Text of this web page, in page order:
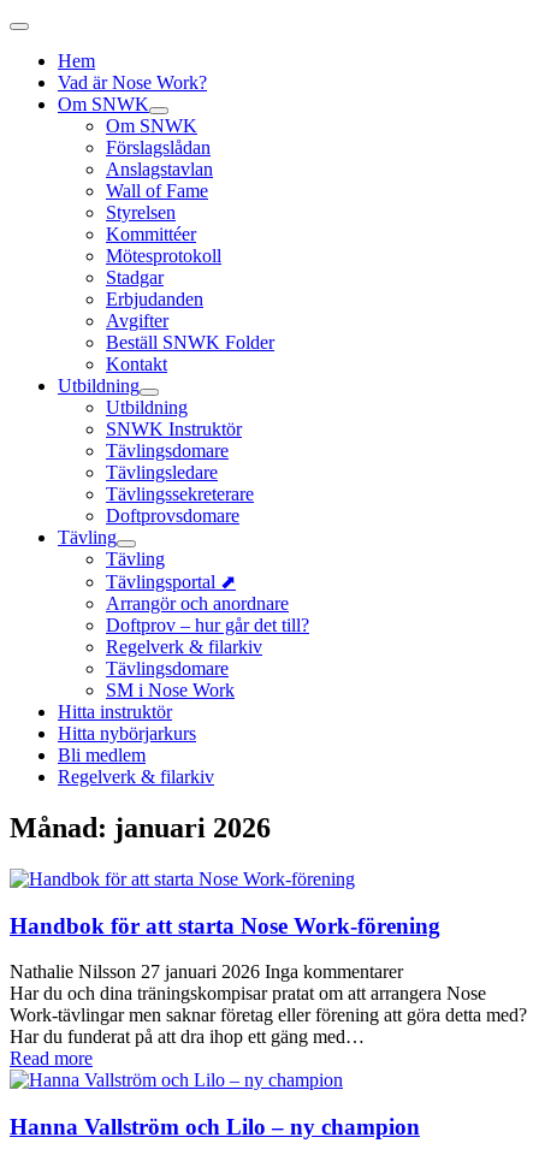
Hem
Vad är Nose Work?
Om SNWK
Om SNWK
Förslagslådan
Anslagstavlan
Wall of Fame
Styrelsen
Kommittéer
Mötesprotokoll
Stadgar
Erbjudanden
Avgifter
Beställ SNWK Folder
Kontakt
Utbildning
Utbildning
SNWK Instruktör
Tävlingsdomare
Tävlingsledare
Tävlingssekreterare
Doftprovsdomare
Tävling
Tävling
Tävlingsportal ⬈
Arrangör och anordnare
Doftprov – hur går det till?
Regelverk & filarkiv
Tävlingsdomare
SM i Nose Work
Hitta instruktör
Hitta nybörjarkurs
Bli medlem
Regelverk & filarkiv
Månad: januari 2026
Handbok för att starta Nose Work-förening
Nathalie Nilsson 27 januari 2026 Inga kommentarer
Har du och dina träningskompisar pratat om att arrangera Nose
Work-tävlingar men saknar företag eller förening att göra detta med?
Har du funderat på att dra ihop ett gäng med…
Read more
Hanna Vallström och Lilo – ny champion